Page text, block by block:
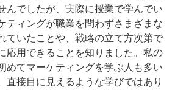
んでしたが、実際に授業で学んでい
ティングが職業を問わずさまざまな
ていたことや、戦略の立て方次第で
応用できることを知りました。私の
めてマーケティングを学ぶ人も多い
直接目に見えるような学びではあり